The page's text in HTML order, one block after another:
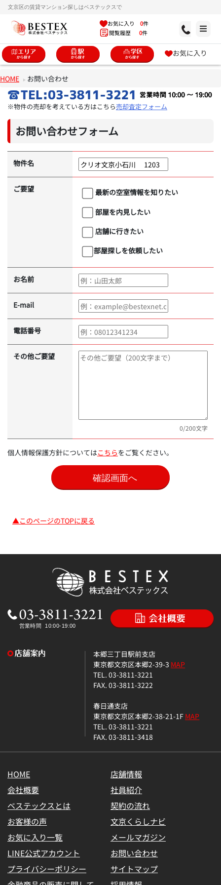
文京区の賃貸マンション探しはベステックスで
お気に入り 0件
閲覧履歴 0件
お気に入り
HOME お問い合わせ
※物件の売却を考えている方はこちら売却査定フォーム
お問い合わせフォーム
物件名
ご要望
最新の空室情報を知りたい
部屋を内見したい
店舗に行きたい
部屋探しを依頼したい
お名前
E-mail
電話番号
その他ご要望
0/200文字
個人情報保護方針についてはこちらをご覧ください。
▲このページのTOPに戻る
本郷三丁目駅前支店
東京都文京区本郷2-39-3 MAP
TEL. 03-3811-3221
FAX. 03-3811-3222
春日通支店
東京都文京区本郷2-38-21-1FMAP
TEL. 03-3811-3221
FAX. 03-3811-3418
HOME
店舗情報
会社概要
社員紹介
ベステックスとは
契約の流れ
お客様の声
文京くらしナビ
お気に入り一覧
メールマガジン
LINE公式アカウント
お問い合わせ
プライバシーポリシー
サイトマップ